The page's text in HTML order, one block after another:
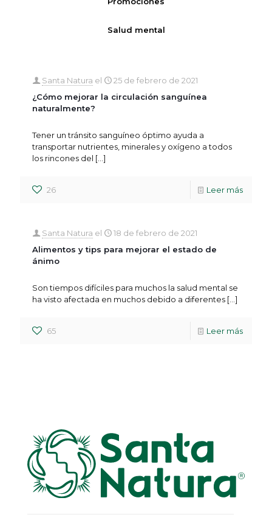
Salud mental
Santa Natura el
25 de febrero de 2021
¿Cómo mejorar la circulación sanguínea
naturalmente?
Tener un tránsito sanguíneo óptimo ayuda a
transportar nutrientes, minerales y oxígeno a todos
los rincones del […]
26 Leer más
Santa Natura el
18 de febrero de 2021
Alimentos y tips para mejorar el estado de
ánimo
Son tiempos difíciles para muchos la salud mental se
ha visto afectada en muchos debido a diferentes […]
65 Leer más